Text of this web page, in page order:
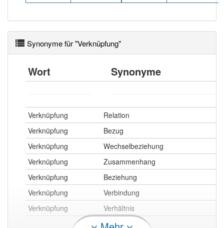
Synonyme für "Verknüpfung"
Wort Synonyme
Verknüpfung
Relation
Verknüpfung
Bezug
Verknüpfung
Wechselbeziehung
Verknüpfung
Zusammenhang
Verknüpfung
Beziehung
Verknüpfung
Verbindung
Verknüpfung
Verhältnis